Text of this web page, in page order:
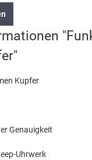
Kupfer
Genauigkeit
Uhrwerk